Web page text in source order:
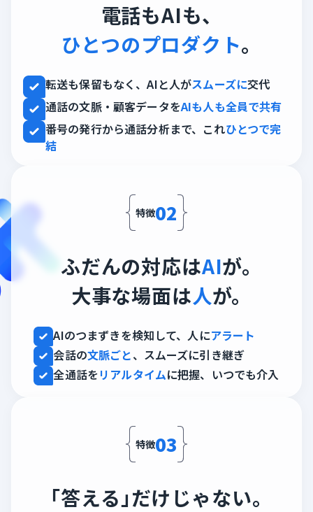
電話もAIも、
ひとつのプロダクト。
転送も保留もなく、AIと人がスムーズに交代
通話の文脈・顧客データをAIも人も全員で共有
番号の発行から通話分析まで、これひとつで完
結
特徴02
ふだんの対応はAIが。
大事な場面は人が。
AIのつまずきを検知して、人にアラート
会話の文脈ごと、スムーズに引き継ぎ
全通話を リアルタイムに把握、いつでも介入
特徴03
「答える」だけじゃない。